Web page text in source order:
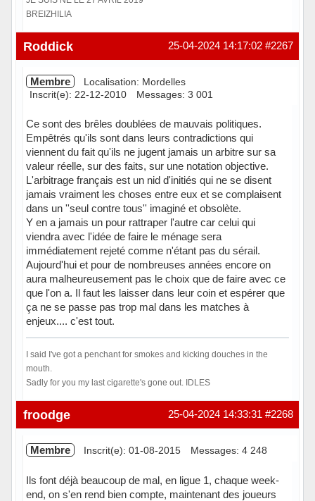
BREIZHILIA
Hors ligne #2267
25-04-2024 14:17:02
Roddick
Membre
Localisation: Mordelles
Inscrit(e): 22-12-2010
Messages: 3 001
Ce sont des brêles doublées de mauvais politiques.
Empêtrés qu'ils sont dans leurs contradictions qui
viennent du fait qu'ils ne jugent jamais un arbitre sur sa
valeur réelle, sur des faits, sur une notation objective.
L'arbitrage français est un nid d'initiés qui ne se disent
jamais vraiment les choses entre eux et se complaisent
dans un ''seul contre tous'' imaginé et obsolète.
Y en a jamais un pour rattraper l'autre car celui qui
viendra avec l'idée de faire le ménage sera
immédiatement rejeté comme n'étant pas du sérail.
Aujourd'hui et pour de nombreuses années encore on
aura malheureusement pas le choix que de faire avec ce
que l'on a. Il faut les laisser dans leur coin et espérer que
ça ne se passe pas trop mal dans les matches à
enjeux.... c'est tout.
I said I've got a penchant for smokes and kicking douches in the
mouth.
Sadly for you my last cigarette's gone out. IDLES
Hors ligne #2268
25-04-2024 14:33:31
froodge
Membre Inscrit(e): 01-08-2015 Messages: 4 248
Ils font déjà beaucoup de mal, en ligue 1, chaque week-
end, on s'en rend bien compte, maintenant des joueurs